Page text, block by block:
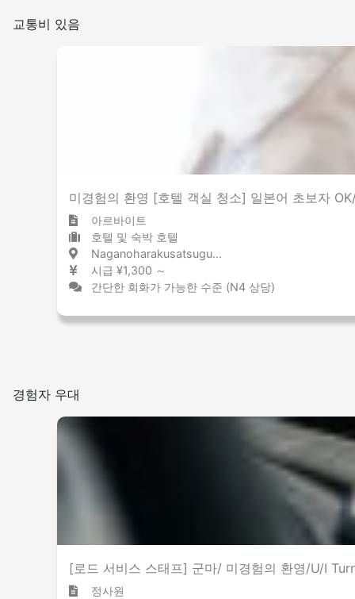
교통비 있음
미경험의 환영 [호텔 객실 청소] 일본어 초보자
아르바이트
호텔 및 숙박 호텔
Naganoharakusatsuguchi / Gunma 長野原草津口 / 群馬県
시급 ¥1,300 ～
간단한 회화가 가능한 수준 (N4 상당)
경험자 우대
[로드 서비스 스태프] 군마/ 미경험의 환영/U/I
정사원